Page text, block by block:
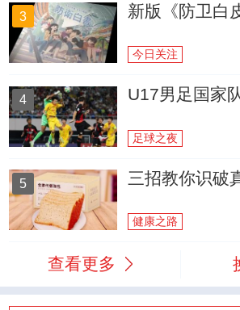
3 新版《防卫白
今日关注
4 U17男足国家
足球之夜
5 三招教你识破
健康之路
查看更多